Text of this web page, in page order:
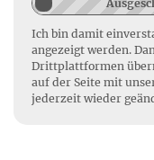
Ich bin damit
angezeigt werden.
Drittplattformen
auf der Seite mit
jederzeit wieder